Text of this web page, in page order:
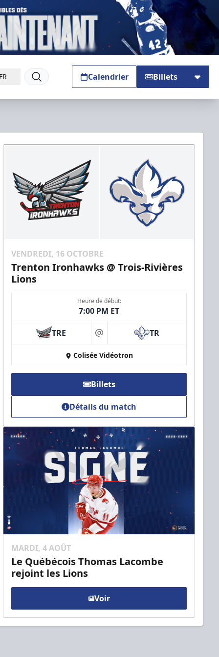
FR Calendrier Billets
VENDREDI, 16 OCTOBRE
Trenton Ironhawks @ Trois-Rivières
Lions
Heure de début:
7:00 PM ET
TRE at TR
Colisée Vidéotron
Billets
Détails du match
MARDI, 4 AOÛT
Le Québécois Thomas Lacombe
rejoint les Lions
Voir